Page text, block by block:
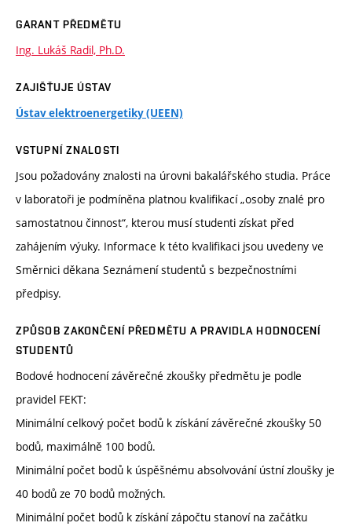
GARANT PŘEDMĚTU
Ing. Lukáš Radil, Ph.D.
ZAJIŠŤUJE ÚSTAV
Ústav elektroenergetiky (UEEN)
VSTUPNÍ ZNALOSTI
Jsou požadovány znalosti na úrovni bakalářského studia. Práce
v laboratoři je podmíněna platnou kvalifikací „osoby znalé pro
samostatnou činnost“, kterou musí studenti získat před
zahájením výuky. Informace k této kvalifikaci jsou uvedeny ve
Směrnici děkana Seznámení studentů s bezpečnostními
předpisy.
ZPŮSOB ZAKONČENÍ PŘEDMĚTU A PRAVIDLA HODNOCENÍ
STUDENTŮ
Bodové hodnocení závěrečné zkoušky předmětu je podle
pravidel FEKT:
Minimální celkový počet bodů k získání závěrečné zkoušky 50
bodů, maximálně 100 bodů.
Minimální počet bodů k úspěšnému absolvování ústní zloušky je
40 bodů ze 70 bodů možných.
Minimální počet bodů k získání zápočtu stanoví na začátku